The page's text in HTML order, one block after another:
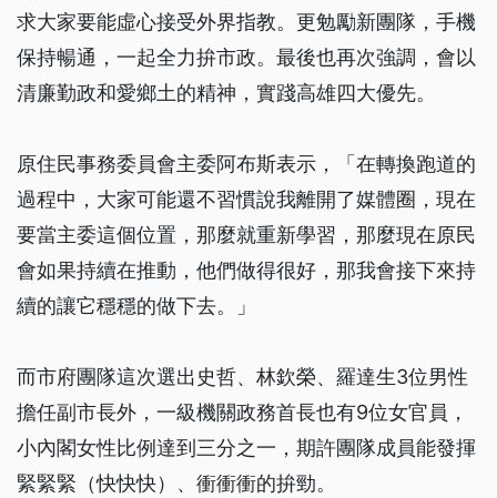
求大家要能虛心接受外界指教。更勉勵新團隊，手機
保持暢通，一起全力拚市政。最後也再次強調，會以
清廉勤政和愛鄉土的精神，實踐高雄四大優先。
原住民事務委員會主委阿布斯表示，「在轉換跑道的
過程中，大家可能還不習慣說我離開了媒體圈，現在
要當主委這個位置，那麼就重新學習，那麼現在原民
會如果持續在推動，他們做得很好，那我會接下來持
續的讓它穩穩的做下去。」
而市府團隊這次選出史哲、林欽榮、羅達生3位男性
擔任副市長外，一級機關政務首長也有9位女官員，
小內閣女性比例達到三分之一，期許團隊成員能發揮
緊緊緊（快快快）、衝衝衝的拚勁。